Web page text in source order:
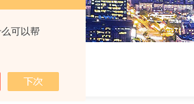
可以帮